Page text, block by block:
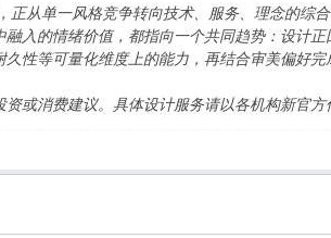
正从单一风格竞争转向技术、服务、理念的综
融入的情绪价值，都指向一个共同趋势：设计
性等可量化维度上的能力，再结合审美偏好完
或消费建议。具体设计服务请以各机构新官方